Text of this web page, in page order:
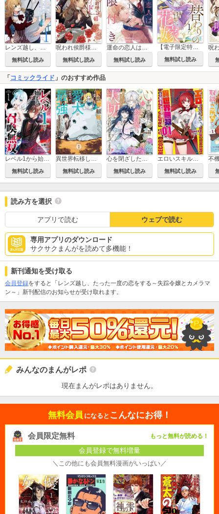
レンズ越し、たった一度の恋をする～失踪令嬢とカメラマン～ 【単話版】
無料試し読み
呪われ侯爵様の訳ありメイド
無料試し読み
運命の恋人は期限付き
無料試し読み
【電子限定特装版】入れ替わりの花嫁～見習い修道女リリーはお家に帰りたい～
無料試し読み
「 コミックライド 」のおすすめ作品
レベル1から始まる召喚無双 THE COMIC
無料試し読み
異世界転移したら愛犬が最強になりました～シルバーフェンリルと俺が異世界暮らしを始めたら～ THE COMIC
無料試し読み
心を閉ざした公爵閣下と婚約したはずなのに、なぜか大切にされてしまってます！
無料試し読み
エロいスキルで異世界無双 THE COMIC
無料試し読み
読み方を選択
アプリで読む ウェブで読む
専用アプリのダウンロード
サクサクまんがを読めて多機能！
新刊通知を受け取る
会員登録をすると「レンズ越し、たった一度の恋をする～失踪令嬢とカメラマ
ン～」新刊配信のお知らせが受け取れます。
みんなのまんがレポ
現在まんがレポはありません。
無料会員 になると こんなにお得！
会員限定無料 もっと無料が読める！
会員登録で無料増量
＼この他にも会員無料漫画がいっぱい／